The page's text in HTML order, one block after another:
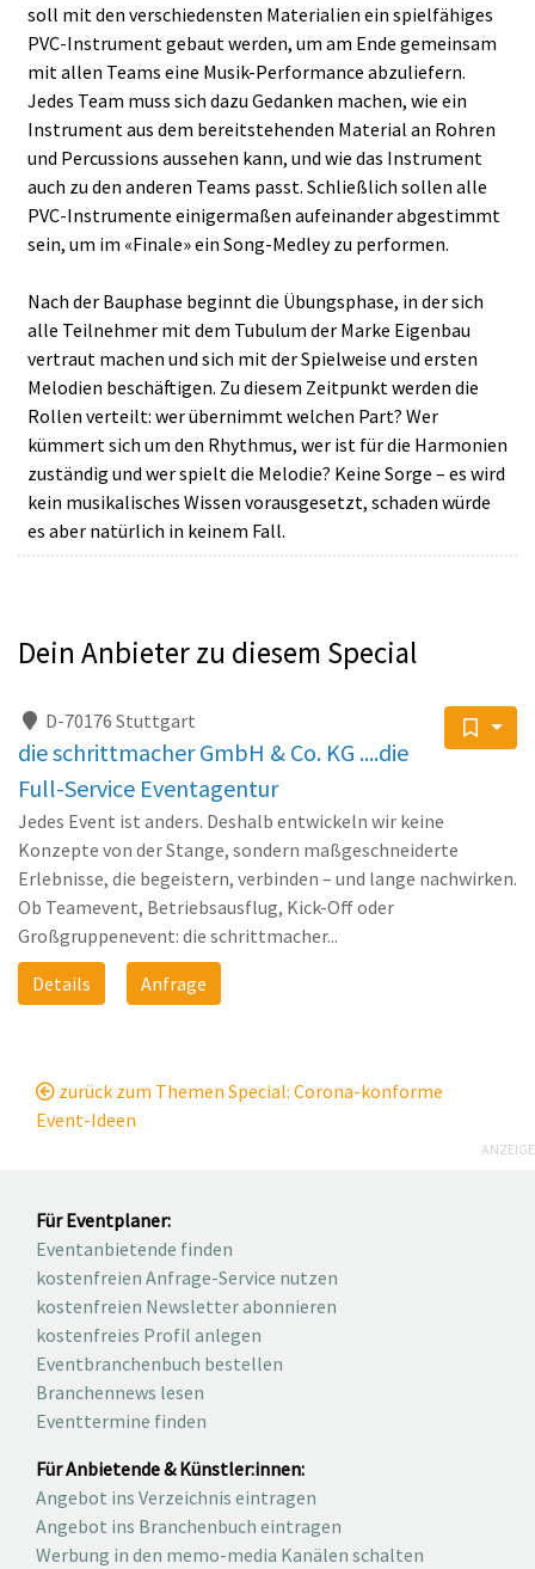
soll mit den verschiedensten Materialien ein spielfähiges
PVC-Instrument gebaut werden, um am Ende gemeinsam
mit allen Teams eine Musik-Performance abzuliefern.
Jedes Team muss sich dazu Gedanken machen, wie ein
Instrument aus dem bereitstehenden Material an Rohren
und Percussions aussehen kann, und wie das Instrument
auch zu den anderen Teams passt. Schließlich sollen alle
PVC-Instrumente einigermaßen aufeinander abgestimmt
sein, um im «Finale» ein Song-Medley zu performen.
Nach der Bauphase beginnt die Übungsphase, in der sich
alle Teilnehmer mit dem Tubulum der Marke Eigenbau
vertraut machen und sich mit der Spielweise und ersten
Melodien beschäftigen. Zu diesem Zeitpunkt werden die
Rollen verteilt: wer übernimmt welchen Part? Wer
kümmert sich um den Rhythmus, wer ist für die Harmonien
zuständig und wer spielt die Melodie? Keine Sorge – es wird
kein musikalisches Wissen vorausgesetzt, schaden würde
es aber natürlich in keinem Fall.
Dein Anbieter zu diesem Special
D-70176 Stuttgart
die schrittmacher GmbH & Co. KG ....die
Full-Service Eventagentur
Jedes Event ist anders. Deshalb entwickeln wir keine
Konzepte von der Stange, sondern maßgeschneiderte
Erlebnisse, die begeistern, verbinden – und lange nachwirken.
Ob Teamevent, Betriebsausflug, Kick-Off oder
Großgruppenevent: die schrittmacher...
Details
Anfrage
zurück zum Themen Special: Corona-konforme
Event-Ideen
ANZEIGE
Für Eventplaner:
Eventanbietende finden
kostenfreien Anfrage-Service nutzen
kostenfreien Newsletter abonnieren
kostenfreies Profil anlegen
Eventbranchenbuch bestellen
Branchennews lesen
Eventtermine finden
Für Anbietende & Künstler:innen:
Angebot ins Verzeichnis eintragen
Angebot ins Branchenbuch eintragen
Werbung in den memo-media Kanälen schalten